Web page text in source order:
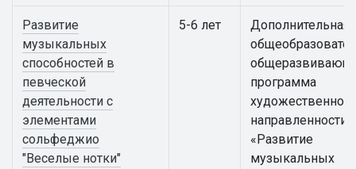
Развитие
музыкальных
способностей в
певческой
деятельности с
элементами
сольфеджио
"Веселые нотки"
5-6 лет
Дополнительная
программа
художественной
направленности
«Развитие
музыкальных